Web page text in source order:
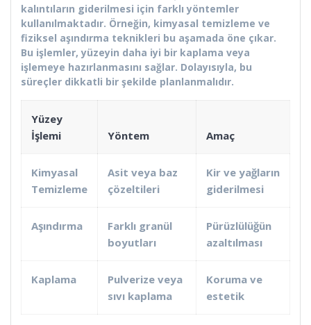
kalıntıların giderilmesi için farklı yöntemler
kullanılmaktadır. Örneğin, kimyasal temizleme ve
fiziksel aşındırma teknikleri bu aşamada öne çıkar.
Bu işlemler, yüzeyin daha iyi bir kaplama veya
işlemeye hazırlanmasını sağlar. Dolayısıyla, bu
süreçler dikkatli bir şekilde planlanmalıdır.
Yüzey
İşlemi
Yöntem Amaç
Kimyasal
Temizleme
Asit veya baz
çözeltileri
Kir ve yağların
giderilmesi
Aşındırma
Farklı granül
boyutları
Pürüzlülüğün
azaltılması
Kaplama
Pulverize veya
sıvı kaplama
Koruma ve
estetik